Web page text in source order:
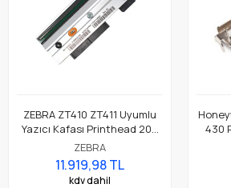
ZEBRA ZT410 ZT411 Uyumlu
Yazıcı Kafası Printhead 203
Dpi Parça No: P1058930-009
ZEBRA
11.919,98 TL
kdv dahil
430